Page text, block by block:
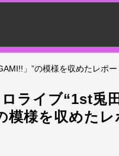
」”の模様を収めたレポー
ライブ“1st兎
模様を収めたレ